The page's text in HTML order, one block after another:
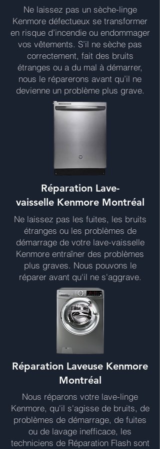
Ne laissez pas un sèche-linge
Kenmore défectueux se transformer
en risque d’incendie ou endommager
vos vêtements. S’il ne sèche pas
correctement, fait des bruits
étranges ou a du mal à démarrer,
nous le réparerons avant qu’il ne
devienne un problème plus grave.
Réparation Lave-
vaisselle Kenmore Montréal
Ne laissez pas les fuites, les bruits
étranges ou les problèmes de
démarrage de votre lave-vaisselle
Kenmore entraîner des problèmes
plus graves. Nous pouvons le
réparer avant qu'il ne s'aggrave.
Réparation Laveuse Kenmore
Montréal
Nous réparons votre lave-linge
Kenmore, qu'il s'agisse de bruits, de
problèmes de démarrage, de fuites
ou de lavage inefficace, les
techniciens de Réparation Flash sont